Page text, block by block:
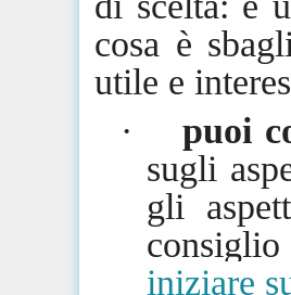
cosa è
utile e
·
puoi
sugli
gli
consiglio
iniziare